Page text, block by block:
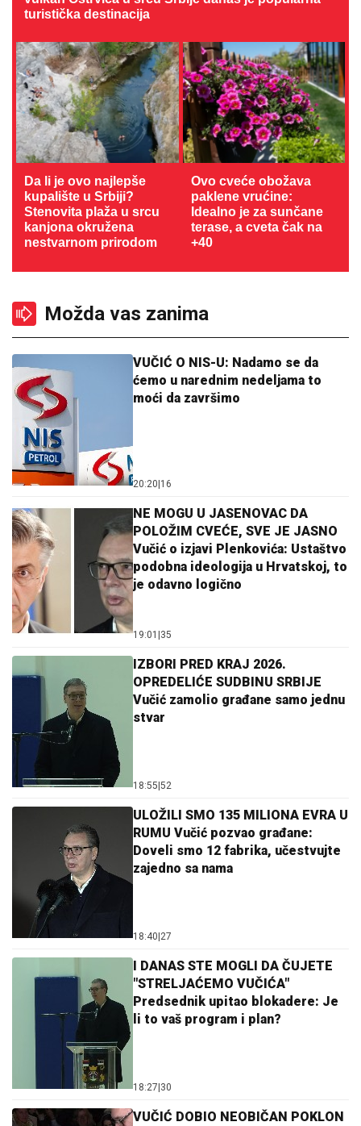
turistička destinacija
Da li je ovo najlepše
kupalište u Srbiji?
Stenovita plaža u srcu
kanjona okružena
nestvarnom prirodom
Ovo cveće obožava
paklene vrućine:
Idealno je za sunčane
terase, a cveta čak na
+40
Možda vas zanima
VUČIĆ O NIS-U: Nadamo se da
ćemo u narednim nedeljama to
moći da završimo
20:20 16
NE MOGU U JASENOVAC DA
POLOŽIM CVEĆE, SVE JE JASNO
Vučić o izjavi Plenkovića: Ustaštvo
podobna ideologija u Hrvatskoj, to
je odavno logično
19:01 35
IZBORI PRED KRAJ 2026.
OPREDELIĆE SUDBINU SRBIJE
Vučić zamolio građane samo jednu
stvar
18:55 52
ULOŽILI SMO 135 MILIONA EVRA U
RUMU Vučić pozvao građane:
Doveli smo 12 fabrika, učestvujte
zajedno sa nama
18:40 27
I DANAS STE MOGLI DA ČUJETE
"STRELJAĆEMO VUČIĆA"
Predsednik upitao blokadere: Je
li to vaš program i plan?
18:27 30
VUČIĆ DOBIO NEOBIČAN POKLON